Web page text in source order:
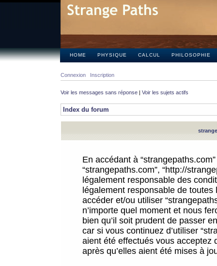
HOME PHYSIQUE CALCUL PHILOSOPHIE
Connexion Inscription
Voir les messages sans réponse | Voir les sujets actifs
Index du forum
En accédant à
“strangepaths.com”, “http://
légalement responsable des
légalement responsable de
accéder et/ou utiliser
n’importe quel moment et nous
bien qu’il soit prudent de passer
car si vous continuez d’utiliser
aient été effectués vous acceptez
après qu’elles aient été mises à